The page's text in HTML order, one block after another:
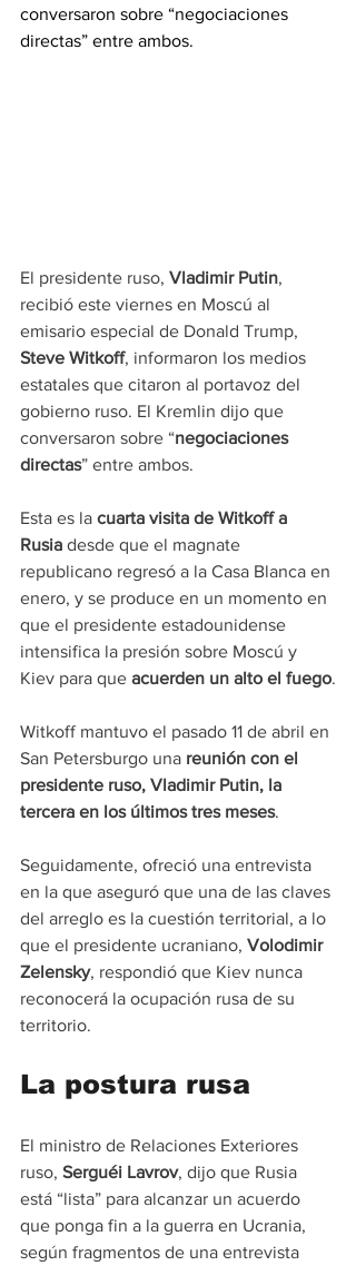
conversaron sobre “negociaciones
directas” entre ambos.
El presidente ruso, Vladimir Putin,
recibió este viernes en Moscú al
emisario especial de Donald Trump,
Steve Witkoff, informaron los medios
estatales que citaron al portavoz del
gobierno ruso. El Kremlin dijo que
conversaron sobre “negociaciones
directas” entre ambos.
Esta es la cuarta visita de Witkoff a
Rusia desde que el magnate
republicano regresó a la Casa Blanca en
enero, y se produce en un momento en
que el presidente estadounidense
intensifica la presión sobre Moscú y
Kiev para que acuerden un alto el fuego.
Witkoff mantuvo el pasado 11 de abril en
San Petersburgo una reunión con el
presidente ruso, Vladimir Putin, la
tercera en los últimos tres meses.
Seguidamente, ofreció una entrevista
en la que aseguró que una de las claves
del arreglo es la cuestión territorial, a lo
que el presidente ucraniano, Volodimir
Zelensky, respondió que Kiev nunca
reconocerá la ocupación rusa de su
territorio.
La postura rusa
El ministro de Relaciones Exteriores
ruso, Serguéi Lavrov, dijo que Rusia
está “lista” para alcanzar un acuerdo
que ponga fin a la guerra en Ucrania,
según fragmentos de una entrevista